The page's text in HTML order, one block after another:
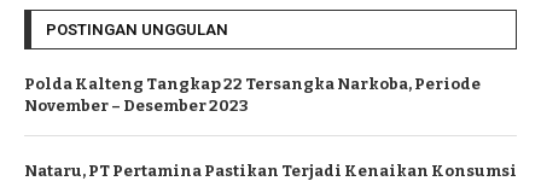
POSTINGAN UNGGULAN
Polda Kalteng Tangkap 22 Tersangka Narkoba, Periode
November – Desember 2023
Nataru, PT Pertamina Pastikan Terjadi Kenaikan Konsumsi